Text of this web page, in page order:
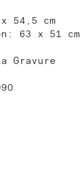
54,5 cm
63 x 51 cm
Gravure